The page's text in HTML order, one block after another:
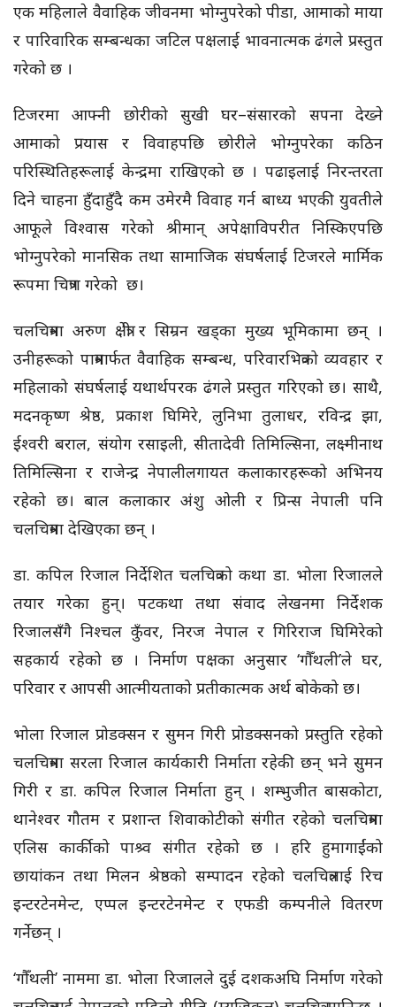
एक महिलाले वैवाहिक जीवनमा भोग्नुपरेको पीडा, आमाको माया
र पारिवारिक सम्बन्धका जटिल पक्षलाई भावनात्मक ढंगले प्रस्तुत
गरेको छ ।
टिजरमा आफ्नी छोरीको सुखी घर–संसारको सपना देख्ने
आमाको प्रयास र विवाहपछि छोरीले भोग्नुपरेका कठिन
परिस्थितिहरूलाई केन्द्रमा राखिएको छ । पढाइलाई निरन्तरता
दिने चाहना हुँदाहुँदै कम उमेरमै विवाह गर्न बाध्य भएकी युवतीले
आफूले विश्वास गरेको श्रीमान् अपेक्षाविपरीत निस्किएपछि
भोग्नुपरेको मानसिक तथा सामाजिक संघर्षलाई टिजरले मार्मिक
रूपमा चित्रण गरेको छ।
चलचित्रमा अरुण क्षेत्री र सिम्रन खड्का मुख्य भूमिकामा छन् ।
उनीहरूको पात्रमार्फत वैवाहिक सम्बन्ध, परिवारभित्रको व्यवहार र
महिलाको संघर्षलाई यथार्थपरक ढंगले प्रस्तुत गरिएको छ। साथै,
मदनकृष्ण श्रेष्ठ, प्रकाश घिमिरे, लुनिभा तुलाधर, रविन्द्र झा,
ईश्वरी बराल, संयोग रसाइली, सीतादेवी तिमिल्सिना, लक्ष्मीनाथ
तिमिल्सिना र राजेन्द्र नेपालीलगायत कलाकारहरूको अभिनय
रहेको छ। बाल कलाकार अंशु ओली र प्रिन्स नेपाली पनि
चलचित्रमा देखिएका छन् ।
डा. कपिल रिजाल निर्देशित चलचित्रको कथा डा. भोला रिजालले
तयार गरेका हुन्। पटकथा तथा संवाद लेखनमा निर्देशक
रिजालसँगै निश्चल कुँवर, निरज नेपाल र गिरिराज घिमिरेको
सहकार्य रहेको छ । निर्माण पक्षका अनुसार ‘गौँथली’ले घर,
परिवार र आपसी आत्मीयताको प्रतीकात्मक अर्थ बोकेको छ।
भोला रिजाल प्रोडक्सन र सुमन गिरी प्रोडक्सनको प्रस्तुति रहेको
चलचित्रमा सरला रिजाल कार्यकारी निर्माता रहेकी छन् भने सुमन
गिरी र डा. कपिल रिजाल निर्माता हुन् । शम्भुजीत बासकोटा,
थानेश्वर गौतम र प्रशान्त शिवाकोटीको संगीत रहेको चलचित्रमा
एलिस कार्कीको पाश्र्व संगीत रहेको छ । हरि हुमागाईंको
छायांकन तथा मिलन श्रेष्ठको सम्पादन रहेको चलचित्रलाई रिच
इन्टरटेनमेन्ट, एप्पल इन्टरटेनमेन्ट र एफडी कम्पनीले वितरण
गर्नेछन् ।
‘गौँथली’ नाममा डा. भोला रिजालले दुई दशकअघि निर्माण गरेको